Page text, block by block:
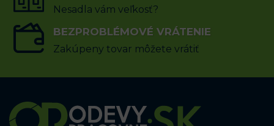
Nesadla vám veľkosť?
BEZPROBLÉMOVÉ VRÁTENIE
Zakúpeny tovar môžete vrátiť